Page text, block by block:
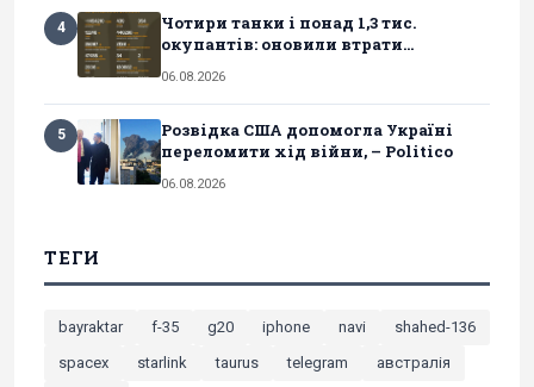
4
Чотири танки і понад 1,3 тис.
окупантів: оновили втрати...
06.08.2026
5
Розвідка США допомогла Україні
переломити хід війни, – Politico
06.08.2026
ТЕГИ
bayraktar f-35 g20 iphone navi
shahed-136
spacex
starlink taurus telegram
австралія